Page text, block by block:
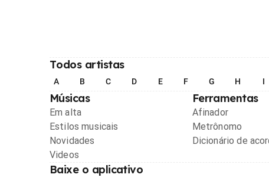
Todos artistas
A B C D E F G H I
Músicas
Em alta
Estilos musicais
Novidades
Videos
Ferramentas
Afinador
Metrônomo
Dicionário de
Baixe o aplicativo